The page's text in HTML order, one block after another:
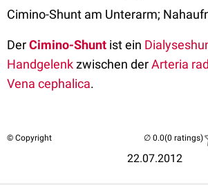
Cimino-Shunt am Unterarm;
DerCimino-Shunt ist ein
Handgelenkzwischen derArteria
Vena cephalica.
© Copyright
22.07.2012
(0 ratings)